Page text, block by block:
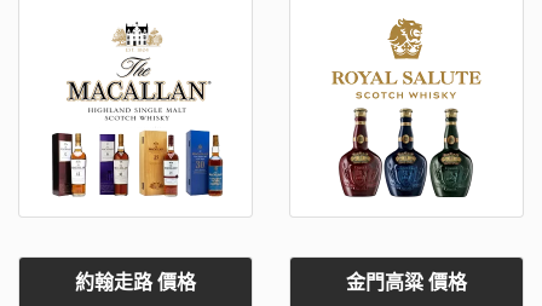
約翰走路 價格 金門高粱 價格